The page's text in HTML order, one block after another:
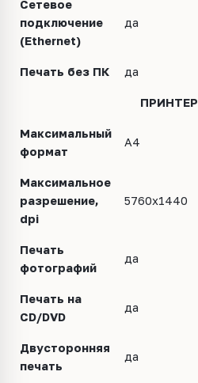
Сетевое
подключение
(Ethernet)
да
Печать без ПК да
ПРИНТЕР
Максимальный
формат
A4
Максимальное
разрешение,
dpi
5760x1440
Печать
фотографий
да
Печать на
CD/DVD
да
Двусторонняя
печать
да